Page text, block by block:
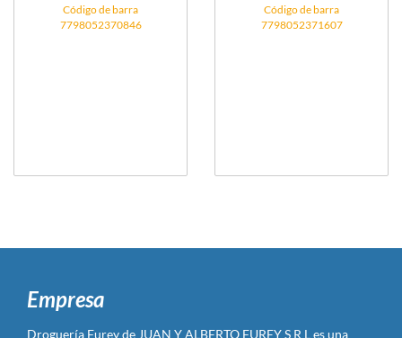
Código de barra
7798052370846
Código de barra
7798052371607
Empresa
Droguería Furey de JUAN Y ALBERTO FUREY S R L es una